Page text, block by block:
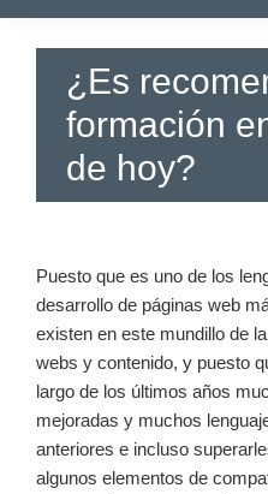
¿Es
formación
de hoy?
Puesto que es uno de los
desarrollo de páginas web
existen en este mundillo de
webs y contenido, y puesto
largo de los últimos años
mejoradas y muchos
anteriores e incluso
algunos elementos de